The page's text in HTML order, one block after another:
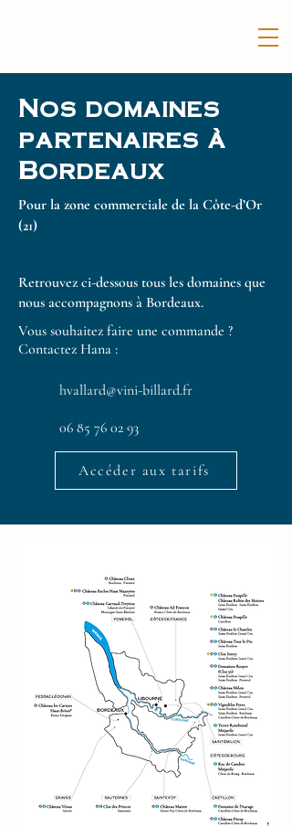
Nos domaines
partenaires à
Bordeaux
Pour la zone commerciale de la Côte-d’Or
(21)
Retrouvez ci-dessous tous les domaines que
nous accompagnons à Bordeaux.
Vous souhaitez faire une commande ?
Contactez Hana :
hvallard@vini-billard.fr
06 85 76 02 93
Accéder aux tarifs